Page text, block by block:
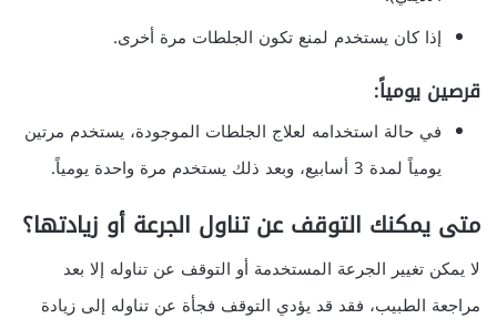
إذا كان يستخدم لمنع تكون الجلطات مرة أخرى.
قرصين يومياً:
في حالة استخدامه لعلاج الجلطات الموجودة، يستخدم مرتين
يومياً لمدة 3 أسابيع، وبعد ذلك يستخدم مرة واحدة يومياً.
متى يمكنك التوقف عن تناول الجرعة أو زيادتها؟
لا يمكن تغيير الجرعة المستخدمة أو التوقف عن تناوله إلا بعد
مراجعة الطبيب، فقد قد يؤدي التوقف فجأة عن تناوله إلى زيادة